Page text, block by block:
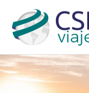
contenido